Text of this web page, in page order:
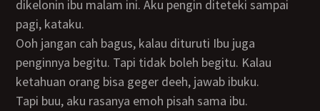
dikelonin ibu malam ini. Aku pengin diteteki sampai
pagi, kataku.
Ooh jangan cah bagus, kalau dituruti Ibu juga
penginnya begitu. Tapi tidak boleh begitu. Kalau
ketahuan orang bisa geger deeh, jawab ibuku.
Tapi buu, aku rasanya emoh pisah sama ibu.